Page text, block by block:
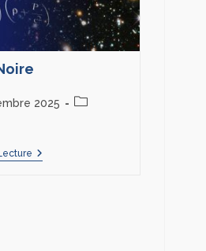
2025